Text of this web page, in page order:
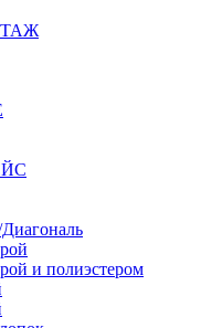
и полиэстером